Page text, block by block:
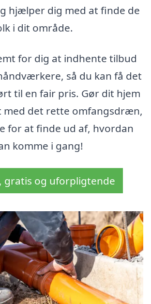
hjælper dig med at finde de
i dit område.
for dig at indhente tilbud
så du kan få det
til en fair pris. Gør dit hjem
med det rette omfangsdræn,
for at finde ud af, hvordan
komme i gang!
gratis og uforpligtende